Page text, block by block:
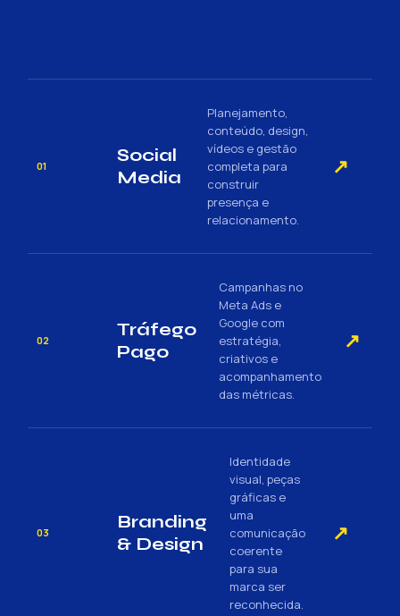
01
Social
Media
Planejamento,
conteúdo, design,
vídeos e gestão
completa para
construir
presença e
relacionamento.
↗
02
Tráfego
Pago
Campanhas no
Meta Ads e
Google com
estratégia,
criativos e
acompanhamento
das métricas.
↗
03
Branding
& Design
Identidade
visual, peças
gráficas e
uma
comunicação
coerente
para sua
marca ser
reconhecida.
↗